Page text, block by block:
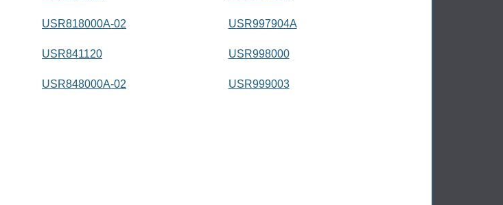
USR818000A-02
USR841120
USR848000A-02
USR997904A
USR998000
USR999003